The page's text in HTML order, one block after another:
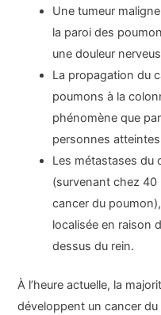
Une tumeur
la paroi des
une douleur
La propagation du
poumons à la
phénomène que
personnes
Les métastases du
(survenant chez 40
cancer du
localisée en raison
dessus du rein.
À l’heure actuelle, la
développent un cancer